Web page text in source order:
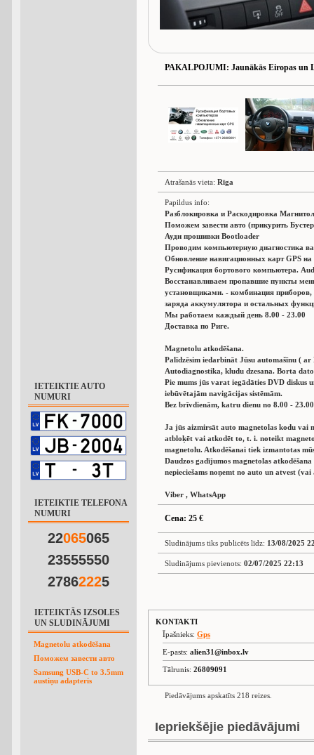
IETEIKTIE AUTO
NUMURI
IETEIKTIE TELEFONA
NUMURI
22065065
23555550
27862225
IETEIKTĀS IZSOLES
UN SLUDINĀJUMI
Magnetolu atkodēšana
Поможем завести авто
Samsung USB-C to 3.5mm
austiņu adapteris
PAKALPOJUMI: Jaunākās Eiropas un
Atrašanās vieta: Rīga
Papildus info:
Разблокировка и Раскодировка
Поможем завести авто (прикурить
Ауди прошивки Bootloader
Проводим компьютерную диагностика
Обновление навигационных карт GPS на
Русификация бортового компьютера.
Восстанавливаем пропавшие пункты
установщиками. - комбинация
заряда аккумулятора и остальных
Мы работаем каждый день 8.00 - 23.00
Доставка по Риге.
Magnetolu atkodēšana.
Palīdzēsim iedarbināt Jūsu automašīnu ( ar
Autodiagnostika, kludu dzesana. Borta
Pie mums jūs varat iegādāties DVD diskus
iebūvētajām navigācijas sistēmām.
Bez brīvdienām, katru dienu no 8.00 - 23.00
Ja jūs aizmirsāt auto magnetolas kodu vai
atbloķēt vai atkodēt to, t. i. noteikt
magnetolu. Atkodēšanai tiek izmantotas
Daudzos gadījumos magnetolas
nepieciešams noņemt no auto un atvest
Viber , WhatsApp
Cena: 25 €
Sludinājums tiks publicēts līdz: 13/08/2025
Sludinājums pievienots: 02/07/2025 22:13
KONTAKTI
Īpašnieks: Gps
E-pasts: alien31@inbox.lv
Tālrunis: 26809091
Piedāvājums apskatīts 218 reizes.
Iepriekšējie piedāvājumi